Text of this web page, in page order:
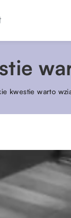
kwestie warto